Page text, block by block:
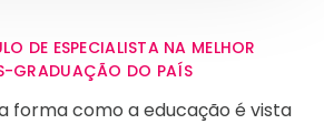
DE ESPECIALISTA NA MELHOR
GRADUAÇÃO DO PAÍS
forma como a educação é vista